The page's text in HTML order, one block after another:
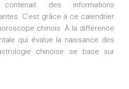
des informations
C’est grâce à ce calendrier
chinois. À la différence
qui évalue la naissance des
chinoise se base sur